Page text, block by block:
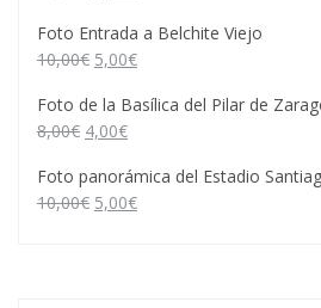
Foto Entrada a Belchite Viejo
10,00€ 5,00€
Foto de la Basílica del Pilar de
8,00€ 4,00€
Foto panorámica del Estadio
10,00€ 5,00€